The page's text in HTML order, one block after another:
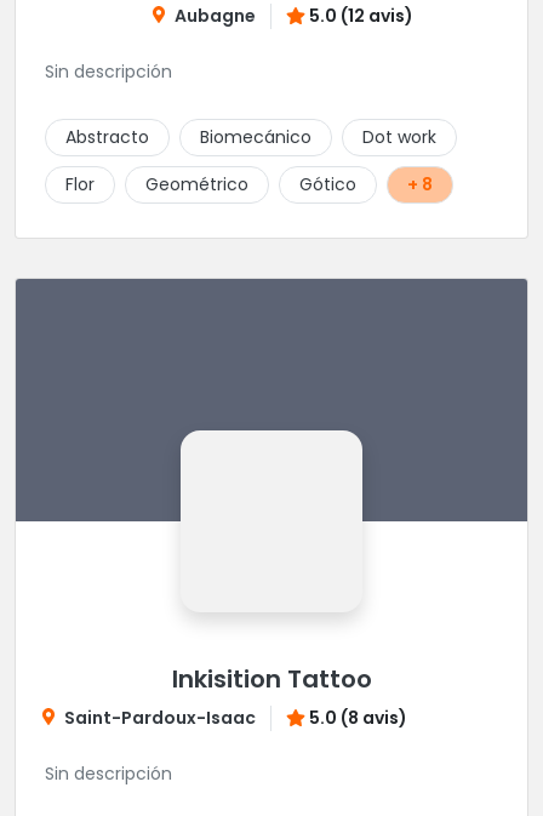
Aubagne 5.0 (12 avis)
Sin descripción
Abstracto Biomecánico
Dot work
Flor
Geométrico Gótico + 8
Inkisition Tattoo
Saint-Pardoux-Isaac 5.0 (8 avis)
Sin descripción